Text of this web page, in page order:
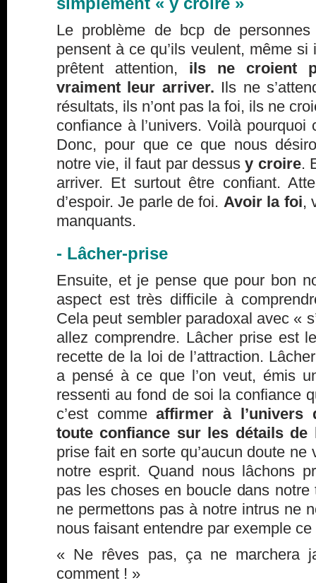
Le problème de bcp de
pensent à ce qu’ils veulent, même si
prêtent attention, ils ne croient
vraiment leur arriver. Ils ne
résultats, ils n’ont pas la foi, ils ne
confiance à l’univers. Voilà
Donc, pour que ce que nous
notre vie, il faut par dessusy croire.
arriver. Et surtout être confiant.
d’espoir. Je parle de foi. Avoir la foi,
manquants.
- Lâcher-prise
Ensuite, et je pense que pour bon
aspect est très difficile à
Cela peut sembler paradoxal avec «
allez comprendre. Lâcher prise est
recette de la loi de l’attraction.
a pensé à ce que l’on veut, émis
ressenti au fond de soi la confiance
c’est commeaffirmer à l’univers
toute confiance sur les détails de
prise fait en sorte qu’aucun doute ne
notre esprit. Quand nous lâchons
pas les choses en boucle dans
ne permettons pas à notre intrus ne
nous faisant entendre par exemple
« Ne rêves pas, ça ne marchera
comment ! »